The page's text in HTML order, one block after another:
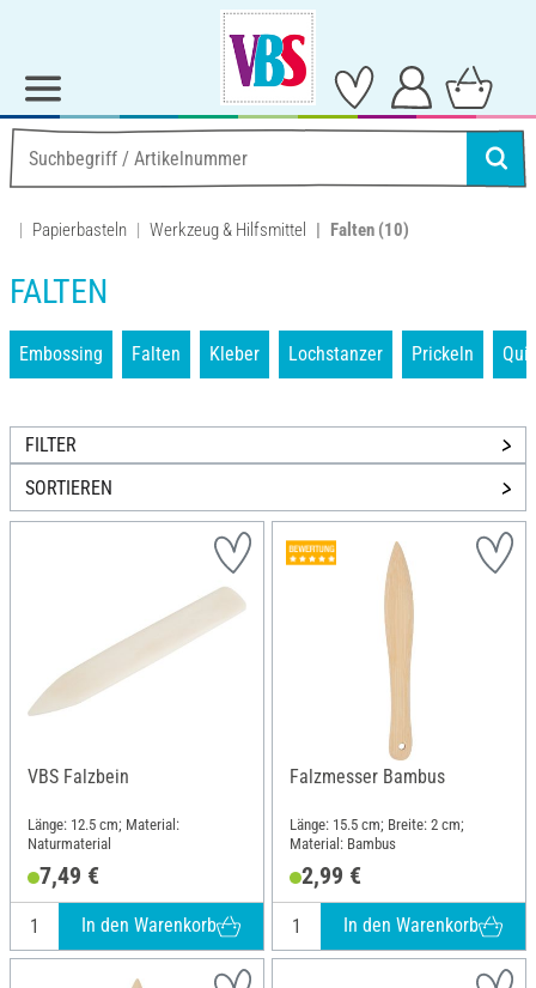
Papierbasteln Werkzeug & Hilfsmittel Falten (10)
FALTEN
Embossing Falten Kleber Lochstanzer Prickeln
FILTER
SORTIEREN
VBS Falzbein
Länge: 12.5 cm; Material:
Naturmaterial
7,49 €
In den Warenkorb
Falzmesser Bambus
Länge: 15.5 cm; Breite: 2 cm;
Material: Bambus
2,99 €
In den Warenkorb